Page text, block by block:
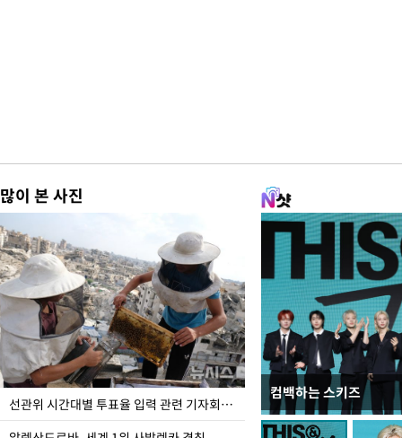
많이 본 사진
선관위 시간대별 투표율 입력 관련 기자회견하는 주진우 의원
컴백하는 스키즈
민주당 당대표 후보
투표서 정청래에 승리